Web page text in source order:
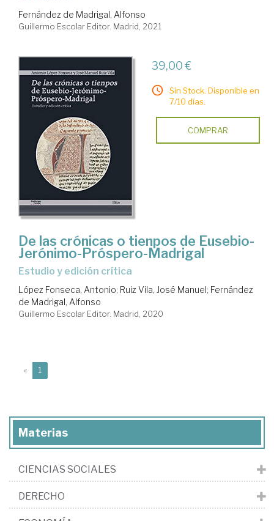
Fernández de Madrigal, Alfonso
Guillermo Escolar Editor. Madrid, 2021
39,00 €
Sin Stock. Disponible en
7/10 días.
COMPRAR
De las crónicas o tienpos de Eusebio-
Jerónimo-Próspero-Madrigal
estudio y edición crítica
López Fonseca, Antonio; Ruiz Vila, José Manuel; Fernández
de Madrigal, Alfonso
Guillermo Escolar Editor. Madrid, 2020
« 1
Materias
CIENCIAS SOCIALES
DERECHO